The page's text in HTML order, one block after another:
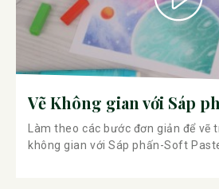
Vẽ Không gian với Sáp
Làm theo các bước đơn giản để vẽ
không gian với Sáp phấn-Soft